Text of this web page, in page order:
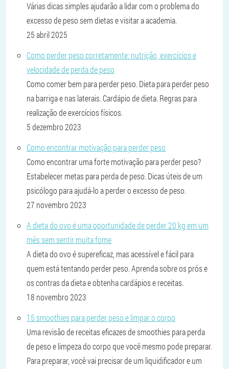
Várias dicas simples ajudarão a lidar com o problema do
excesso de peso sem dietas e visitar a academia.
25 abril 2025
Como perder peso corretamente: nutrição, exercícios e
velocidade de perda de peso
Como comer bem para perder peso. Dieta para perder peso
na barriga e nas laterais. Cardápio de dieta. Regras para
realização de exercícios físicos.
5 dezembro 2023
Como encontrar motivação para perder peso
Como encontrar uma forte motivação para perder peso?
Estabelecer metas para perda de peso. Dicas úteis de um
psicólogo para ajudá-lo a perder o excesso de peso.
27 novembro 2023
A dieta do ovo é uma oportunidade de perder 20 kg em um
mês sem sentir muita fome
A dieta do ovo é supereficaz, mas acessível e fácil para
quem está tentando perder peso. Aprenda sobre os prós e
os contras da dieta e obtenha cardápios e receitas.
18 novembro 2023
15 smoothies para perder peso e limpar o corpo
Uma revisão de receitas eficazes de smoothies para perda
de peso e limpeza do corpo que você mesmo pode preparar.
Para preparar, você vai precisar de um liquidificador e um